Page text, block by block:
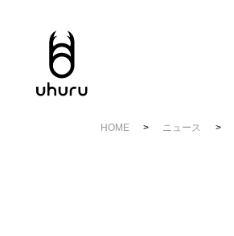
HOME ニュース